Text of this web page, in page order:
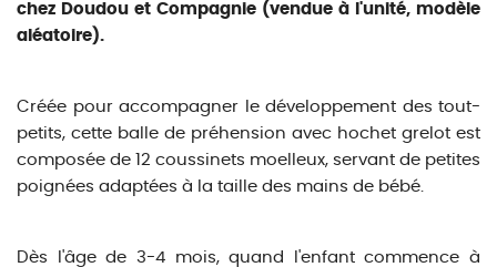
chez Doudou et Compagnie (vendue à l'unité, modèle
aléatoire).
Créée pour accompagner le développement des tout-
petits, cette balle de préhension avec hochet grelot est
composée de 12 coussinets moelleux, servant de petites
poignées adaptées à la taille des mains de bébé.
Dès l'âge de 3-4 mois, quand l'enfant commence à